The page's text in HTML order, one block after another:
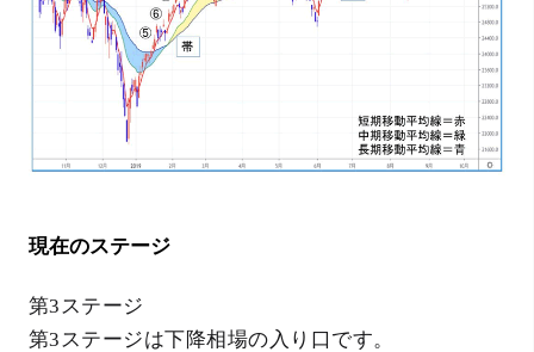
現在のステージ
第3ステージ
第3ステージは下降相場の入り口です。